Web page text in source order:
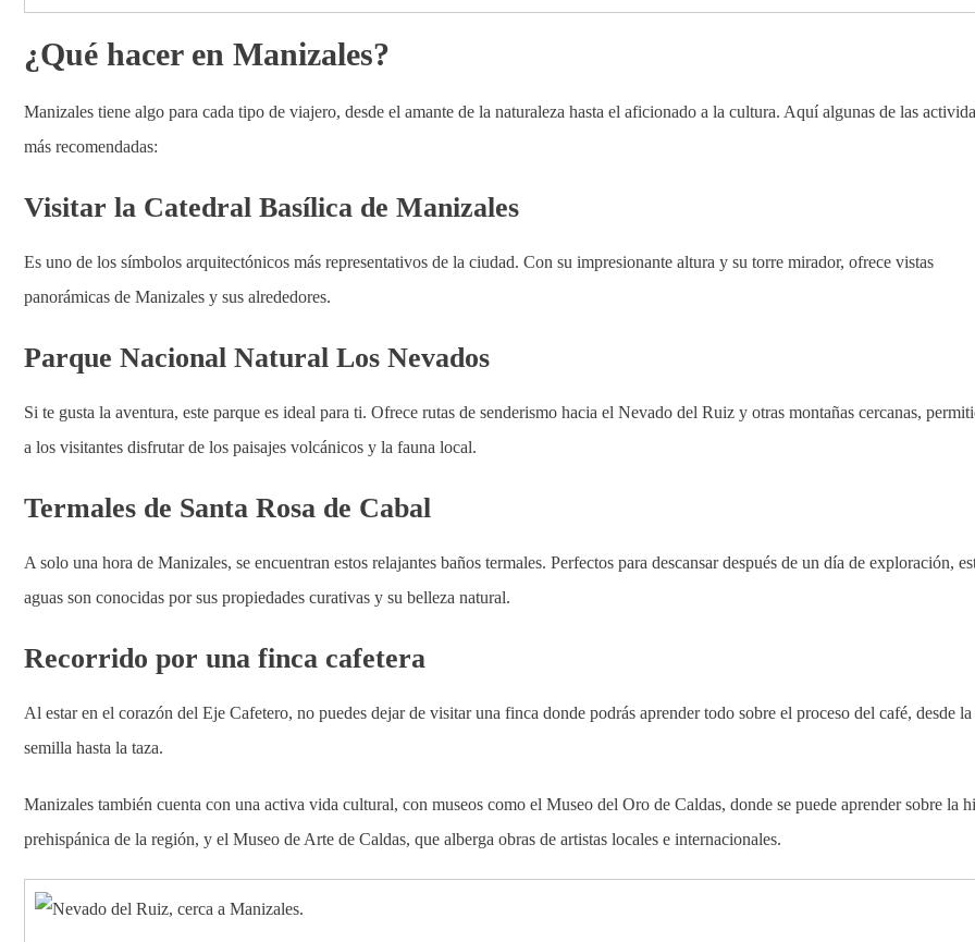
¿Qué hacer en Manizales?
Manizales tiene algo para cada tipo de viajero, desde el amante de la naturaleza hasta el aficionado a la cultura. Aquí algunas de las
más recomendadas:
Visitar la Catedral Basílica de Manizales
Es uno de los símbolos arquitectónicos más representativos de la ciudad. Con su impresionante altura y su torre mirador, ofrece vistas
panorámicas de Manizales y sus alrededores.
Parque Nacional Natural Los Nevados
Si te gusta la aventura, este parque es ideal para ti. Ofrece rutas de senderismo hacia el Nevado del Ruiz y otras montañas cercanas,
a los visitantes disfrutar de los paisajes volcánicos y la fauna local.
Termales de Santa Rosa de Cabal
A solo una hora de Manizales, se encuentran estos relajantes baños termales. Perfectos para descansar después de un día de exploración,
aguas son conocidas por sus propiedades curativas y su belleza natural.
Recorrido por una finca cafetera
Al estar en el corazón del Eje Cafetero, no puedes dejar de visitar una finca donde podrás aprender todo sobre el proceso del café, desde la
semilla hasta la taza.
Manizales también cuenta con una activa vida cultural, con museos como el Museo del Oro de Caldas, donde se puede aprender sobre la
prehispánica de la región, y el Museo de Arte de Caldas, que alberga obras de artistas locales e internacionales.